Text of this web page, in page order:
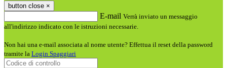
button close ×
E-mail Verrà inviato un messaggio
all'indirizzo indicato con le istruzioni necessarie.
Non hai una e-mail associata al nome utente? Effettua il reset della password
tramite la Login Spaggiari